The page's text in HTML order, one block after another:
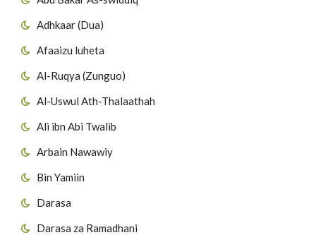
Adhkaar (Dua)
Afaaizu luheta
Al-Ruqya (Zunguo)
Al-Uswul Ath-Thalaathah
Ali ibn Abi Twalib
Arbain Nawawiy
Bin Yamiin
Darasa
Darasa za Ramadhani